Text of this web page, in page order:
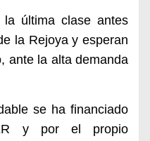
la última clase antes
la Rejoya y esperan
ante la alta demanda
se ha financiado
y por el propio